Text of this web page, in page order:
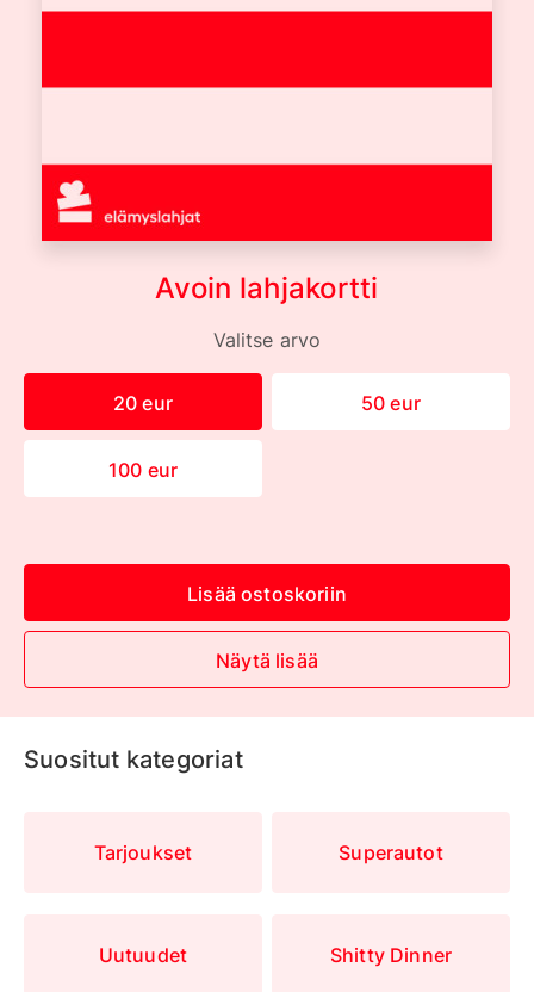
Avoin lahjakortti
Valitse arvo
20 eur 50 eur
100 eur
Lisää ostoskoriin
Näytä lisää
Suositut kategoriat
Tarjoukset
Uutuudet
Superautot
Shitty Dinner